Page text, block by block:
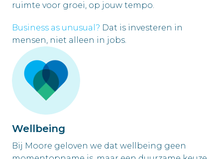
ruimte voor groei, op jouw tempo.
Business as unusual? Dat is investeren in
mensen, niet alleen in jobs.
Wellbeing
Bij Moore geloven we dat wellbeing geen